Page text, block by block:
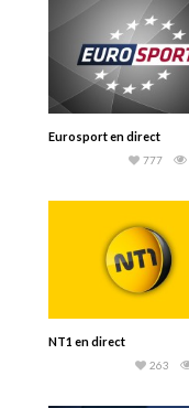
Eurosport en direct
777
NT1 en direct
263